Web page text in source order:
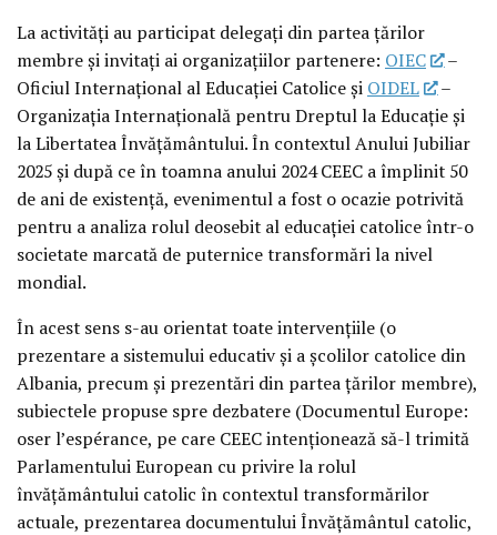
La activități au participat delegați din partea țărilor
membre și invitați ai organizațiilor partenere: OIEC
–
Oficiul Internațional al Educației Catolice și OIDEL
–
Organizația Internațională pentru Dreptul la Educație și
la Libertatea Învățământului. În contextul Anului Jubiliar
2025 și după ce în toamna anului 2024 CEEC a împlinit 50
de ani de existență, evenimentul a fost o ocazie potrivită
pentru a analiza rolul deosebit al educației catolice într-o
societate marcată de puternice transformări la nivel
mondial.
În acest sens s-au orientat toate intervențiile (o
prezentare a sistemului educativ și a școlilor catolice din
Albania, precum și prezentări din partea țărilor membre),
subiectele propuse spre dezbatere (Documentul Europe:
oser l’espérance, pe care CEEC intenționează să-l trimită
Parlamentului European cu privire la rolul
învățământului catolic în contextul transformărilor
actuale, prezentarea documentului Învățământul catolic,